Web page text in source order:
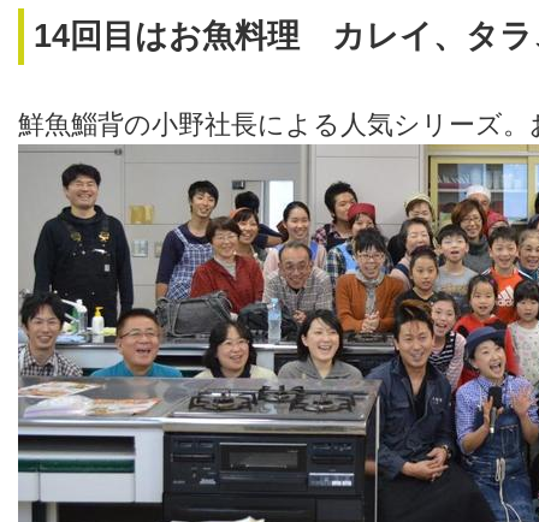
14回目はお魚料理 カレイ、タラ
鮮魚鯔背の小野社長による人気シリーズ